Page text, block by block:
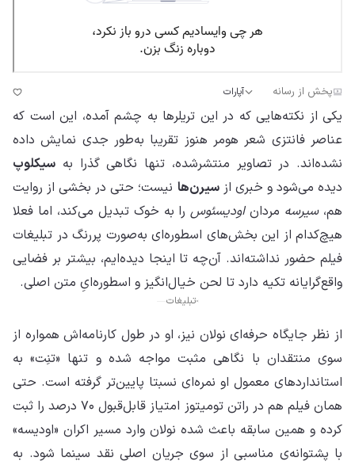
پخش از رسانه آپارات
یکی از نکته‌هایی که در این تریلرها به چشم آمده، این است که
عناصر فانتزی شعر هومر هنوز تقریبا به‌طور جدی نمایش داده
نشده‌اند. در تصاویر منتشرشده، تنها نگاهی گذرا به سیکلوپ
دیده می‌شود و خبری ازسیرن‌ها نیست؛ حتی در بخشی از روایت
هم،سیرسه مرداناودیسئوسرا به خوک تبدیل می‌کند، اما فعلا
هیچ‌کدام از این بخش‌های اسطوره‌ای به‌صورت پررنگ در تبلیغات
فیلم حضور نداشته‌اند. آن‌چه تا اینجا دیده‌ایم، بیشتر بر فضایی
واقع‌گرایانه تکیه دارد تا لحن خیال‌انگیز و اسطوره‌ایِ متن اصلی.
تبلیغات
از نظر جایگاه حرفه‌ای نولان نیز، او در طول کارنامه‌اش همواره از
سوی منتقدان با نگاهی مثبت مواجه شده و تنها «تنِت» به
استانداردهای معمول او نمره‌ای نسبتا پایین‌تر گرفته است. حتی
همان فیلم هم در راتن تومیتوز امتیاز قابل‌قبول ۷۰ درصد را ثبت
کرده و همین سابقه باعث شده نولان وارد مسیر اکران «اودیسه»
با پشتوانه‌ی مناسبی از سوی جریان اصلی نقد سینما شود. به